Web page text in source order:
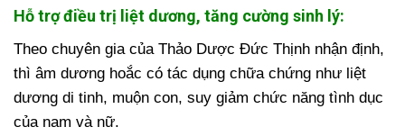
Hỗ trợ điều trị liệt dương, tăng cường sinh lý:
Theo chuyên gia của Thảo Dược Đức Thịnh nhận định,
thì âm dương hoắc có tác dụng chữa chứng như liệt
dương di tinh, muộn con, suy giảm chức năng tình dục
của nam và nữ.